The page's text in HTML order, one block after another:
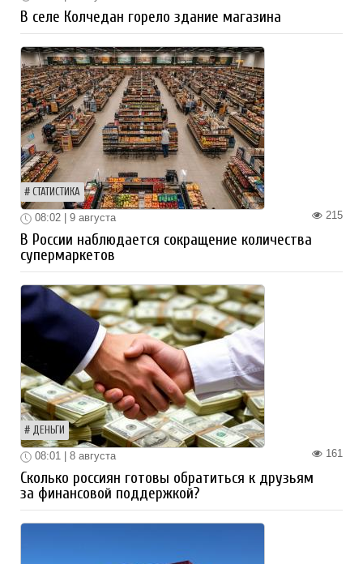
В селе Колчедан горело здание магазина
СТАТИСТИКА
215
08:02 | 9 августа
В России наблюдается сокращение количества
супермаркетов
ДЕНЬГИ
161
08:01 | 8 августа
Сколько россиян готовы обратиться к друзьям
за финансовой поддержкой?